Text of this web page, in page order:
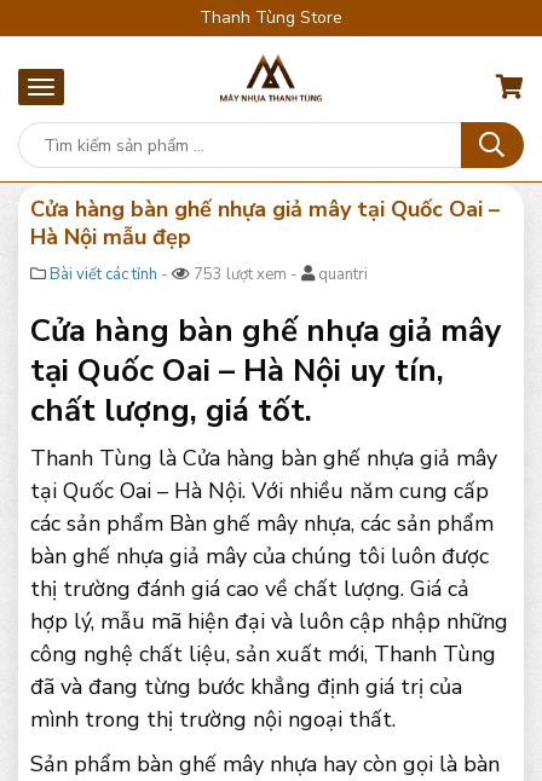
Thanh Tùng Store
Cửa hàng bàn ghế nhựa giả mây tại Quốc Oai –
Hà Nội mẫu đẹp
Bài viết các tỉnh - 753 lượt xem - quantri
Cửa hàng bàn ghế nhựa giả mây
tại Quốc Oai – Hà Nội uy tín,
chất lượng, giá tốt.
Thanh Tùng là Cửa hàng bàn ghế nhựa giả mây
tại Quốc Oai – Hà Nội. Với nhiều năm cung cấp
các sản phẩm Bàn ghế mây nhựa, các sản phẩm
bàn ghế nhựa giả mây của chúng tôi luôn được
thị trường đánh giá cao về chất lượng. Giá cả
hợp lý, mẫu mã hiện đại và luôn cập nhập những
công nghệ chất liệu, sản xuất mới, Thanh Tùng
đã và đang từng bước khẳng định giá trị của
mình trong thị trường nội ngoại thất.
Sản phẩm bàn ghế mây nhựa hay còn gọi là bàn